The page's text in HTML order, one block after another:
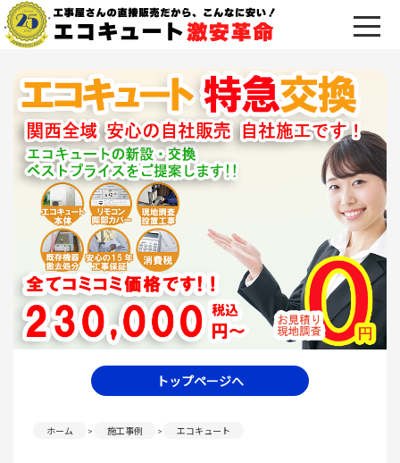
トップページへ
ホーム 施工事例 エコキュート